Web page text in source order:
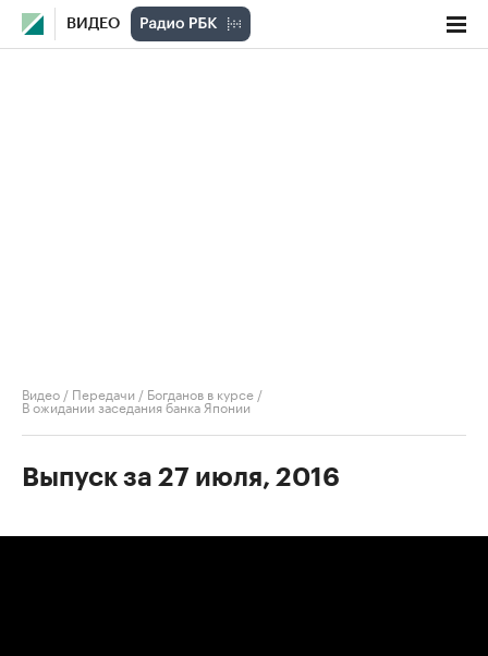
ВИДЕО
Видео / Передачи / Богданов в курсе /
В ожидании заседания банка Японии
Выпуск за 27 июля, 2016